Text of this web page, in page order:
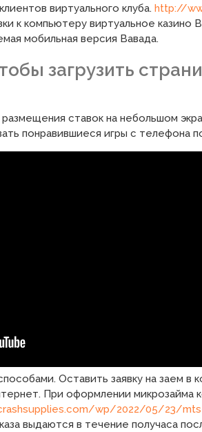
виртуального клуба. http://
к компьютеру виртуальное казино
мобильная версия Вавада.
загрузить
ставок на небольшом
понравившиеся игры с телефона
Оставить заявку на заем
При оформлении микрозайма
wp/2022/05/23/
выдаются в течение получаса